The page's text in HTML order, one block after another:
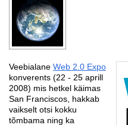
Veebialane Web 2.0 Expo
konverents (22 - 25 aprill
2008) mis hetkel käimas
San Franciscos, hakkab
vaikselt otsi kokku
tõmbama ning ka